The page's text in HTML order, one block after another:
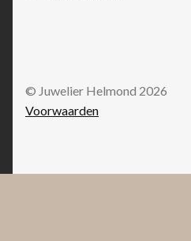
© Juwelier Helmond 2026
Voorwaarden